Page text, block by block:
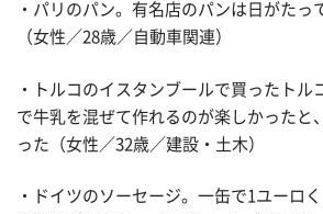
・パリのパン。有名店のパンは日がたっ
（女性／28歳／自動車関連）
・トルコのイスタンブールで買ったトル
で牛乳を混ぜて作れるのが楽しかったと
った（女性／32歳／建設・土木）
・ドイツのソーセージ。一缶で1ユーロ